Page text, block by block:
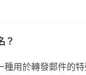
？
種用於轉發郵件的